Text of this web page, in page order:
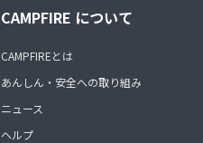
CAMPFIRE について
CAMPFIREとは
あんしん・安全への取り組み
ニュース
ヘルプ